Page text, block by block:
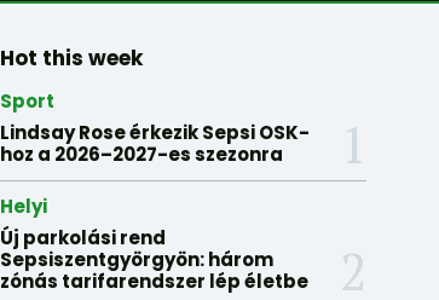
Hot this week
Sport
Lindsay Rose érkezik Sepsi OSK-
hoz a 2026–2027-es szezonra
Helyi
Új parkolási rend
Sepsiszentgyörgyön: három
zónás tarifarendszer lép életbe